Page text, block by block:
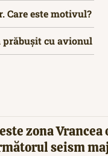
Care este motivul?
prăbușit cu avionul
zona Vrancea
seism